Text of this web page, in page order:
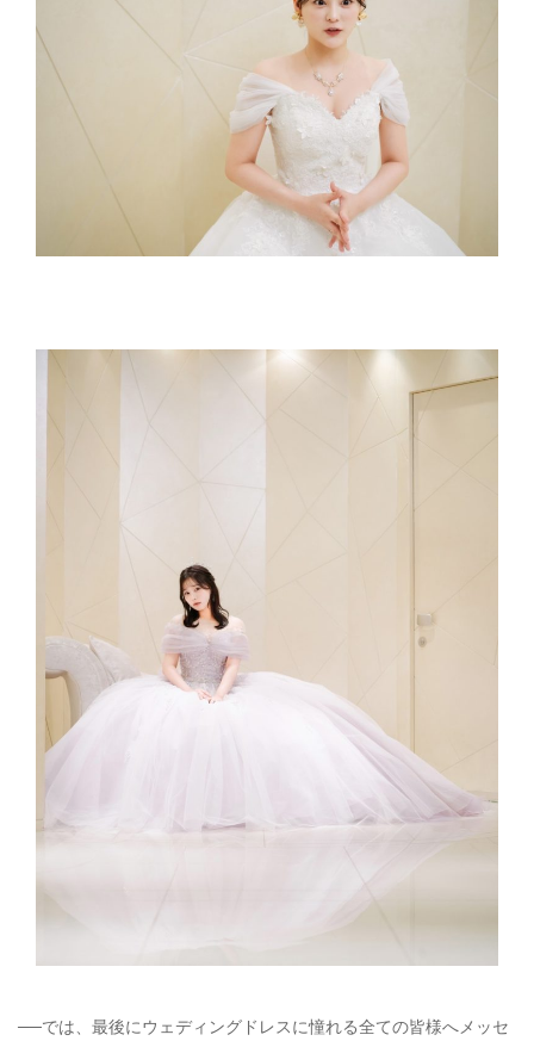
──では、最後にウェディングドレスに憧れる全ての皆様へメッセ